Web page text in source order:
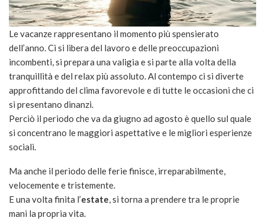
Le vacanze rappresentano il momento più spensierato
dell’anno. Ci si libera del lavoro e delle preoccupazioni
incombenti, si prepara una valigia e si parte alla volta della
tranquillità e del relax più assoluto. Al contempo ci si diverte
approfittando del clima favorevole e di tutte le occasioni che ci
si presentano dinanzi.
Perciò il periodo che va da giugno ad agosto è quello sul quale
si concentrano le maggiori aspettative e le migliori esperienze
sociali.
Ma anche il periodo delle ferie finisce, irreparabilmente,
velocemente e tristemente.
E una volta finita l’estate, si torna a prendere tra le proprie
mani la propria vita.